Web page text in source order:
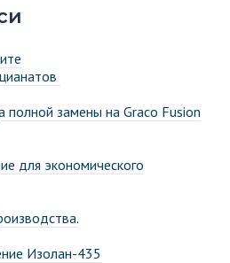
полной замены на Graco Fusion
для экономического
Изолан-435